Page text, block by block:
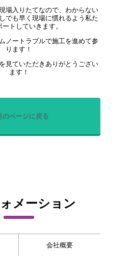
場入りたてなので、わからない
でも早く現場に慣れるよう私た
ートしていきます。
ノートラブルで施工を進めて参
ります！
見ていただきありがとうござい
ます！
のページに戻る
メーション
会社概要